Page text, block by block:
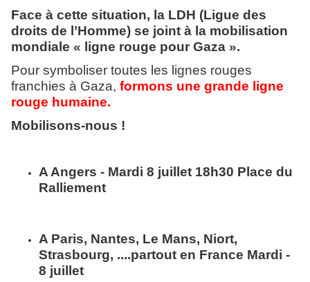
Face à cette situation, la LDH (Ligue des
droits de l’Homme) se joint à la mobilisation
mondiale « ligne rouge pour Gaza ».
Pour symboliser toutes les lignes rouges
franchies à Gaza, formons une grande ligne
rouge humaine.
Mobilisons-nous !
A Angers - Mardi 8 juillet 18h30 Place du
Ralliement
A Paris, Nantes, Le Mans, Niort,
Strasbourg, ....partout en France Mardi -
8 juillet